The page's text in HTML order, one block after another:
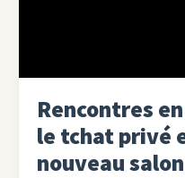
Rencontres
le tchat privé
nouveau